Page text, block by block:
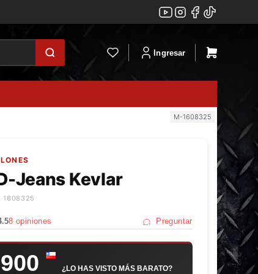
Ingresar
M-1608325
Jeans Kevlar
1608325
8 opiniones Preguntar
¿LO HAS VISTO MÁS BARATO?